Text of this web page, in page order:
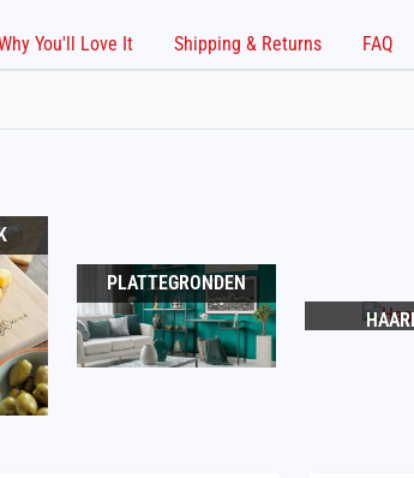
You'll Love It Shipping & Returns FAQ
PLATTEGRONDEN